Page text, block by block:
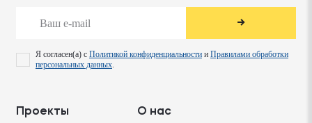
→
Я согласен(а) с Политикой конфиденциальности и Правилами обработки
персональных данных.
Проекты О нас